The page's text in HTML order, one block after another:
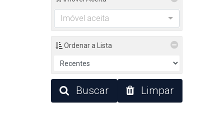
Imóvel aceita
Ordenar a Lista
Buscar Limpar